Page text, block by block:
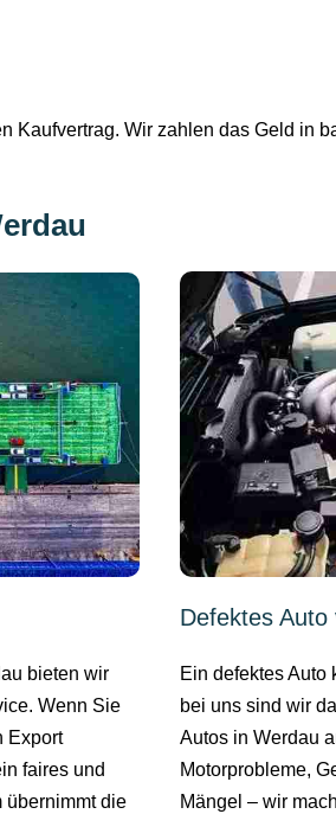
Kaufvertrag. Wir zahlen das Geld in
bieten wir
Wenn Sie
Export
faires und
übernimmt die
Defektes Auto
Ein defektes Auto
bei uns sind wir
Autos in Werdau
Motorprobleme,
Mängel – wir